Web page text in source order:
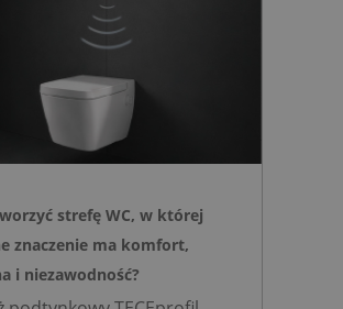
strefę WC, w której
znaczenie ma komfort,
i niezawodność?